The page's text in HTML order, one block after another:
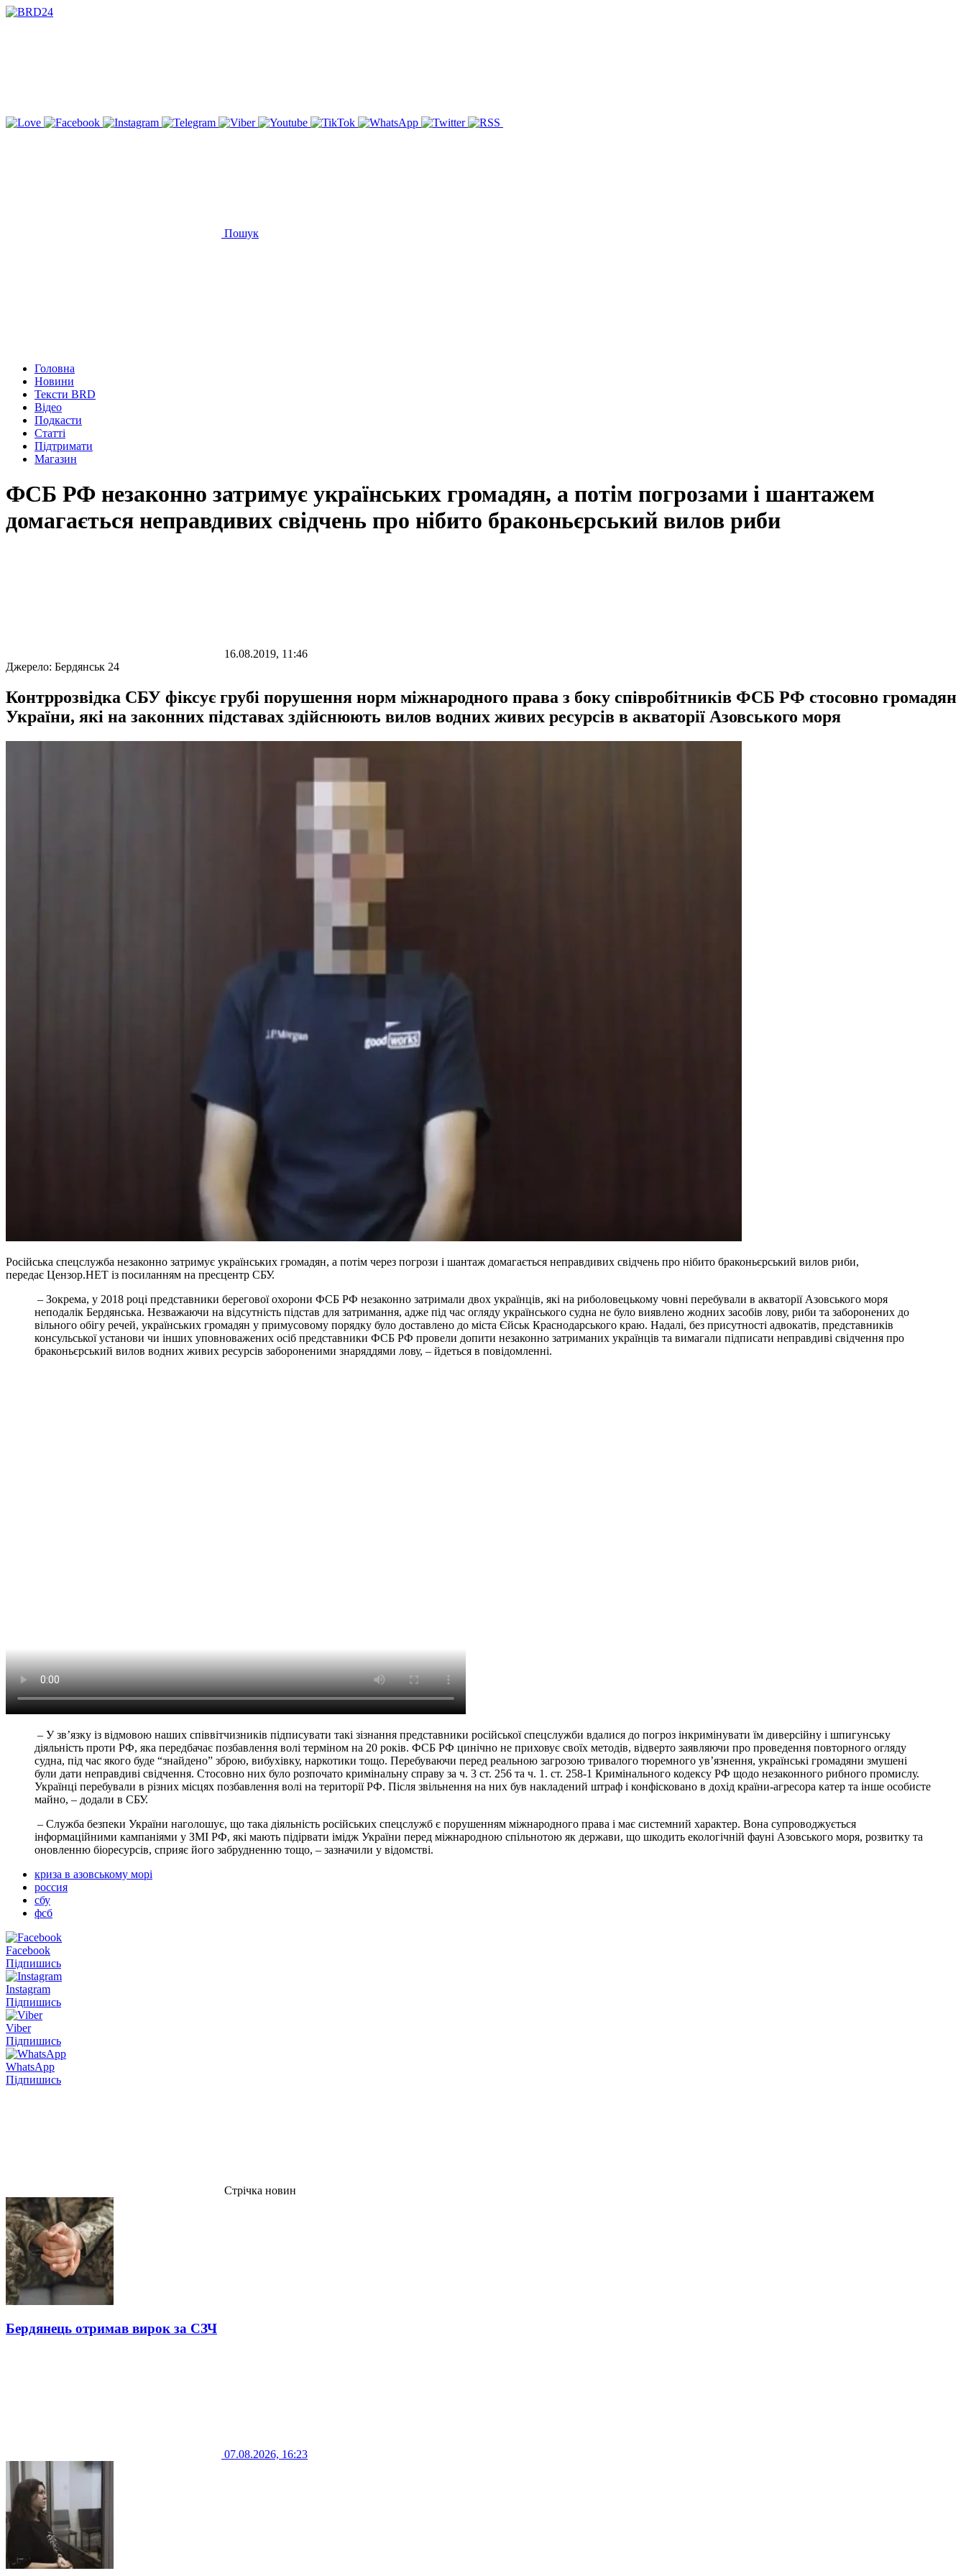
Пошук
Головна
Новини
Тексти BRD
Відео
Подкасти
Статті
Підтримати
Магазин
ФСБ РФ незаконно затримує українських громадян, а потім погрозами і шантажем
домагається неправдивих свідчень про нібито браконьєрський вилов риби
16.08.2019, 11:46
Джерело: Бердянськ 24
Контррозвідка СБУ фіксує грубі порушення норм міжнародного права з боку співробітників ФСБ РФ стосовно громадян
України, які на законних підставах здійснюють вилов водних живих ресурсів в акваторії Азовського моря
Російська спецслужба незаконно затримує українських громадян, а потім через погрози і шантаж домагається неправдивих свідчень про нібито браконьєрський вилов риби,
передає Цензор.НЕТ із посиланням на пресцентр СБУ.
– Зокрема, у 2018 році представники берегової охорони ФСБ РФ незаконно затримали двох українців, які на риболовецькому човні перебували в акваторії Азовського моря
неподалік Бердянська. Незважаючи на відсутність підстав для затримання, адже під час огляду українського судна не було виявлено жодних засобів лову, риби та заборонених до
вільного обігу речей, українських громадян у примусовому порядку було доставлено до міста Єйськ Краснодарського краю. Надалі, без присутності адвокатів, представників
консульської установи чи інших уповноважених осіб представники ФСБ РФ провели допити незаконно затриманих українців та вимагали підписати неправдиві свідчення про
браконьєрський вилов водних живих ресурсів забороненими знаряддями лову, – йдеться в повідомленні.
– У зв’язку із відмовою наших співвітчизників підписувати такі зізнання представники російської спецслужби вдалися до погроз інкримінувати їм диверсійну і шпигунську
діяльність проти РФ, яка передбачає позбавлення волі терміном на 20 років. ФСБ РФ цинічно не приховує своїх методів, відверто заявляючи про проведення повторного огляду
судна, під час якого буде “знайдено” зброю, вибухівку, наркотики тощо. Перебуваючи перед реальною загрозою тривалого тюремного ув’язнення, українські громадяни змушені
були дати неправдиві свідчення. Стосовно них було розпочато кримінальну справу за ч. 3 ст. 256 та ч. 1. ст. 258-1 Кримінального кодексу РФ щодо незаконного рибного промислу.
Українці перебували в різних місцях позбавлення волі на території РФ. Після звільнення на них був накладений штраф і конфісковано в дохід країни-агресора катер та інше особисте
майно, – додали в СБУ.
– Служба безпеки України наголошує, що така діяльність російських спецслужб є порушенням міжнародного права і має системний характер. Вона супроводжується
інформаційними кампаніями у ЗМІ РФ, які мають підірвати імідж України перед міжнародною спільнотою як держави, що шкодить екологічній фауні Азовського моря, розвитку та
оновленню біоресурсів, сприяє його забрудненню тощо, – зазначили у відомстві.
криза в азовському морі
россия
сбу
фсб
Facebook
Підпишись
Instagram
Підпишись
Viber
Підпишись
WhatsApp
Підпишись
Стрічка новин
Бердянець отримав вирок за СЗЧ
07.08.2026, 16:23